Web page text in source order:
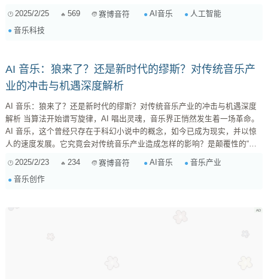
功于以下几个关键技术的突破： 深度学习（Deep Learning）： 深度学习模
型，如循环神经网络（RNN）、长短期记忆网络（LSTM）和Transformer...
2025/2/25 569 赛博音符 AI音乐
人工智能
音乐科技
AI 音乐：狼来了？还是新时代的缪斯？对传统音乐产
业的冲击与机遇深度解析
AI 音乐：狼来了？还是新时代的缪斯？对传统音乐产业的冲击与机遇深度
解析 当算法开始谱写旋律，AI 唱出灵魂，音乐界正悄然发生着一场革命。
AI 音乐，这个曾经只存在于科幻小说中的概念，如今已成为现实，并以惊
人的速度发展。它究竟会对传统音乐产业造成怎样的影响？是颠覆性的“狼
来了”，还是激发创作灵感的“新时代缪斯”？本文将深入探讨 AI 音乐对传统
音乐产业的冲击、机遇以及未来发展趋势。 一、AI 音乐的崛起：从“玩具”
到“工具” AI 音乐的发展并非一蹴而就。早期 AI 生成的音乐，往往被认为是
2025/2/23 234 赛博音符 AI音乐
音乐产业
音乐创作